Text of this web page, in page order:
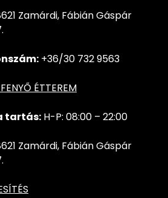
Zamárdi, Fábián Gáspár
+36/30 732 9563
ÉTTEREM
tartás: H-P: 08:00 – 22:00
Zamárdi, Fábián Gáspár